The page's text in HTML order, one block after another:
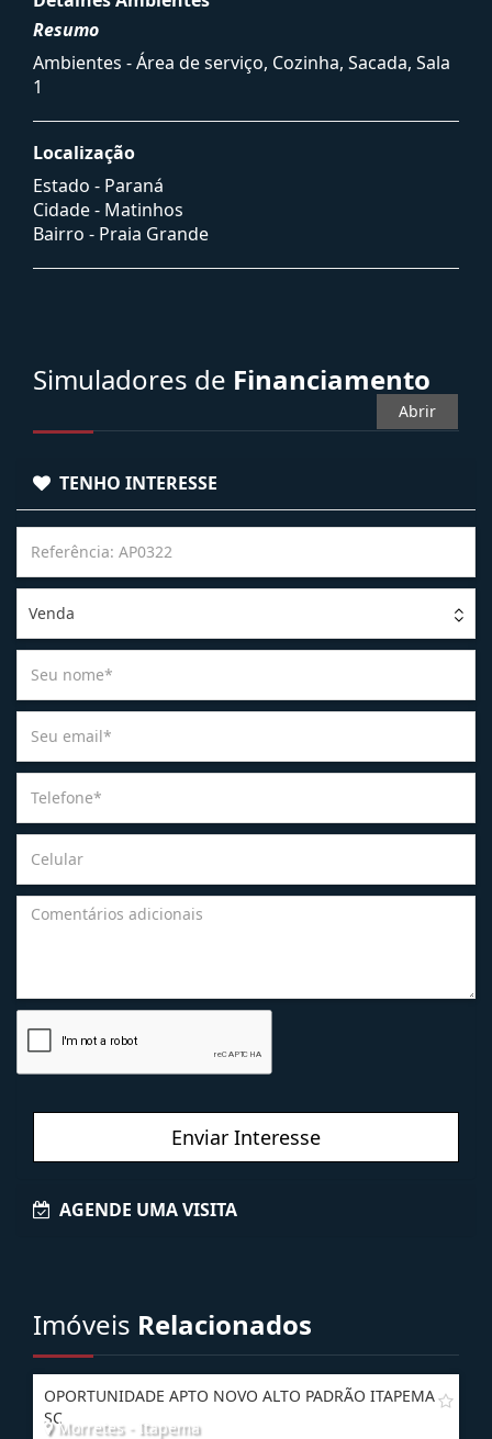
Resumo
Ambientes - Área de serviço, Cozinha, Sacada, Sala
1
Localização
Estado - Paraná
Cidade - Matinhos
Bairro - Praia Grande
Simuladores de Financiamento
Abrir
TENHO INTERESSE
Venda
Enviar Interesse
AGENDE UMA VISITA
Imóveis Relacionados
OPORTUNIDADE APTO NOVO ALTO PADRÃO ITAPEMA
SCMorretes - Itapema